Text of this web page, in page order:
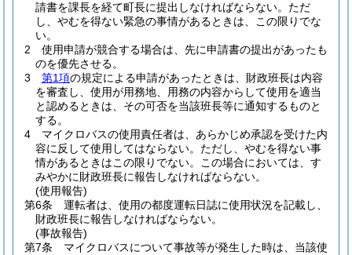
請書を課長を経て町長に提出しなければならない。 ただ
し、やむを得ない緊急の事情があるときは、この限りでな
い。
2
使用申請が競合する場合は、先に申請書の提出があったも
のを優先させる。
3
第1項の規定による申請があったときは、財政班長は内容
を審査し、使用が用務地、用務の内容からして使用を適当
と認めるときは、その可否を当該班長等に通知するものと
する。
4
マイクロバスの使用責任者は、あらかじめ承認を受けた内
容に反して使用してはならない。 ただし、やむを得ない事
情があるときはこの限りでない。
この場合においては、す
みやかに財政班長に報告しなければならない。
(使用報告)
第6条
運転者は、使用の都度運転日誌に使用状況を記載し、
財政班長に報告しなければならない。
(事故報告)
第7条
マイクロバスについて事故等が発生した時は、当該使